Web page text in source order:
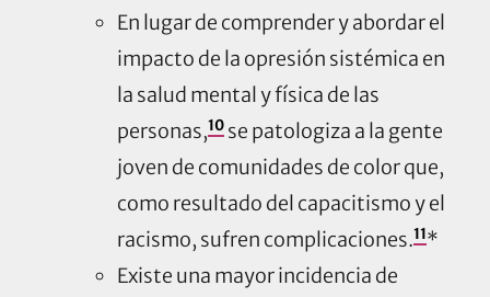
En lugar de comprender y abordar el
impacto de la opresión sistémica en
la salud mental y física de las
personas,10se patologiza a la gente
joven de comunidades de color que,
como resultado del capacitismo y el
racismo, sufren complicaciones.11*
Existe una mayor incidencia de